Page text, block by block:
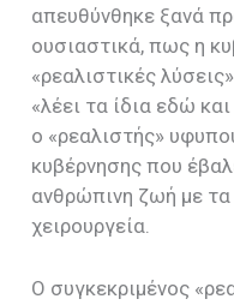
απευθύνθηκε ξανά
ουσιαστικά, πως η
«ρεαλιστικές
«λέει τα ίδια εδώ
ο «ρεαλιστής»
κυβέρνησης που
ανθρώπινη ζωή με
χειρουργεία.
Ο συγκεκριμένος